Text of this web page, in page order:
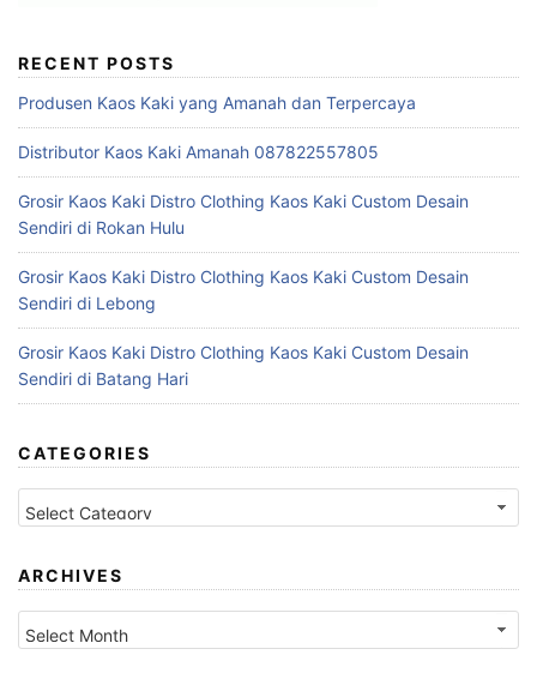
RECENT POSTS
Produsen Kaos Kaki yang Amanah dan Terpercaya
Distributor Kaos Kaki Amanah 087822557805
Grosir Kaos Kaki Distro Clothing Kaos Kaki Custom Desain
Sendiri di Rokan Hulu
Grosir Kaos Kaki Distro Clothing Kaos Kaki Custom Desain
Sendiri di Lebong
Grosir Kaos Kaki Distro Clothing Kaos Kaki Custom Desain
Sendiri di Batang Hari
CATEGORIES
Categories
ARCHIVES
Archives